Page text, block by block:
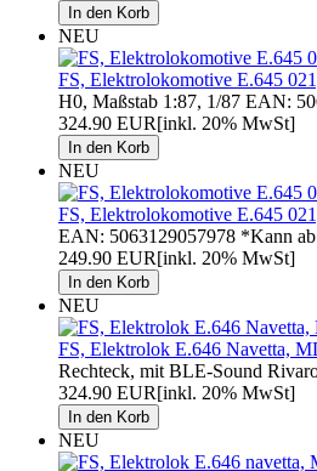
NEU
FS, Elektrolokomotive E.645
H0, Maßstab 1:87, 1/87 EAN:
324.90 EUR[inkl. 20% MwSt]
NEU
FS, Elektrolokomotive E.645
EAN: 5063129057978 *Kann
249.90 EUR[inkl. 20% MwSt]
NEU
FS, Elektrolok E.646 Navetta,
Rechteck, mit BLE-Sound
324.90 EUR[inkl. 20% MwSt]
NEU